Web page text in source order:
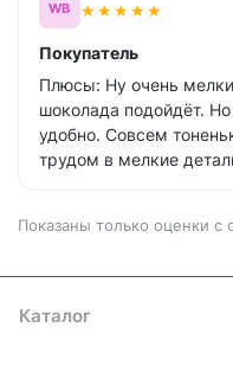
WB ★★★★★
Покупатель
Плюсы: Ну очень
шоколада подойдёт.
удобно. Совсем
трудом в мелкие
Показаны только оценки с
Каталог